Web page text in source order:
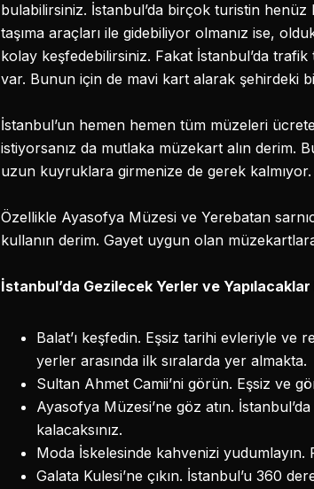
bulabilirsiniz. İstanbul’da birçok turistin
taşıma araçları ile gidebiliyor olmanız ise,
kolay keşfedebilirsiniz. Fakat İstanbul’da
var. Bunun için de mavi kart alarak şehirdeki
İstanbul’un hemen hemen tüm müzeleri
istiyorsanız da mutlaka müzekart alın derim.
uzun kuyruklara girmenize de gerek kalmıyor.
Özellikle Ayasofya Müzesi ve Yerebatan
kullanın derim. Gayet uygun olan
İstanbul’da Gezilecek Yerler ve
Balat’ı keşfedin. Eşsiz tarihi evleriyle ve
yerler arasında ilk sıralarda yer almakta.
Sultan Ahmet Camii’ni görün. Eşsiz ve
Ayasofya Müzesi’ne göz atın.
kalacaksınız.
Moda İskelesinde kahvenizi
Galata Kulesi’ne çıkın. İstanbul’u 360